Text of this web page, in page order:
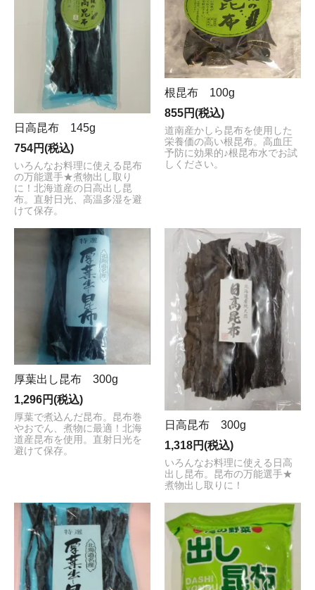
日高昆布 145g
754円(税込)
いろんなお料理に使える昆布
の万能選手★煮物出し取り
に！北海道産の日高出し昆
布。直射日光、高温多湿を避
けて保存。
根昆布 100g
855円(税込)
道南産かしら昆布を使用した
栄養価の高い根昆布。高血圧
予防に効果的♪根昆布水でお試
しください。
厚葉出し昆布 300g
1,296円(税込)
厚葉で煮込んだ昆布。昆布巻
やおでん、煮物に最適！北海
道産昆布を使用。直射日光を
避けて保存。
日高昆布 300g
1,318円(税込)
いろんなお料理に使える日高
出し昆布。昆布の万能選手★
煮物出し取りに！